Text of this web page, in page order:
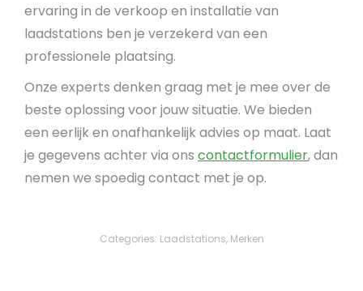
ervaring in de verkoop en installatie van
laadstations ben je verzekerd van een
professionele plaatsing.
Onze experts denken graag met je mee over de
beste oplossing voor jouw situatie. We bieden
een eerlijk en onafhankelijk advies op maat. Laat
je gegevens achter via ons contactformulier, dan
nemen we spoedig contact met je op.
Categories: Laadstations, Merken